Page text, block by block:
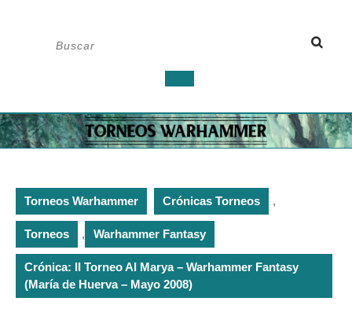
de
apertura
Torneos Warhammer Crónicas Torneos ,
Torneos , Warhammer Fantasy
Crónica: II Torneo Al Marya – Warhammer Fantasy
(María de Huerva – Mayo 2008)